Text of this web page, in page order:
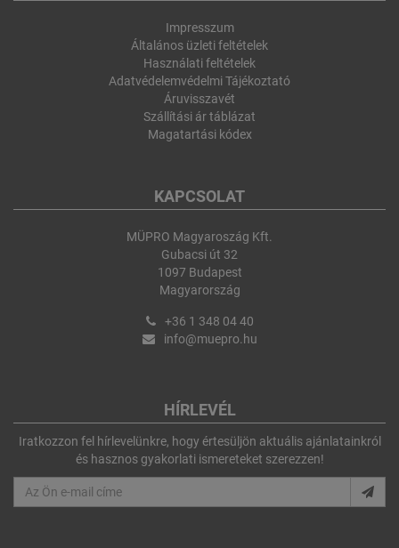
Impresszum
Általános üzleti feltételek
Használati feltételek
Adatvédelemvédelmi Tájékoztató
Áruvisszavét
Szállítási ár táblázat
Magatartási kódex
KAPCSOLAT
MÜPRO Magyaroszág Kft.
Gubacsi út 32
1097 Budapest
Magyarország
+36 1 348 04 40
info@muepro.hu
HÍRLEVÉL
Iratkozzon fel hírlevelünkre, hogy értesüljön aktuális ajánlatainkról
és hasznos gyakorlati ismereteket szerezzen!